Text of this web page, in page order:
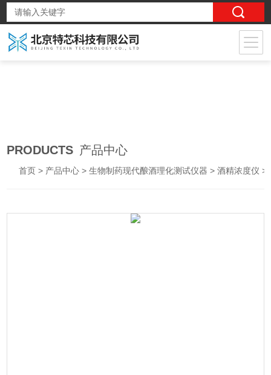
PRODUCTS 产品中心
首页 > 产品中心 >生物制药现代酿酒理化测试仪器 >酒精浓度仪 > TX-MC300酒精浓度检测仪